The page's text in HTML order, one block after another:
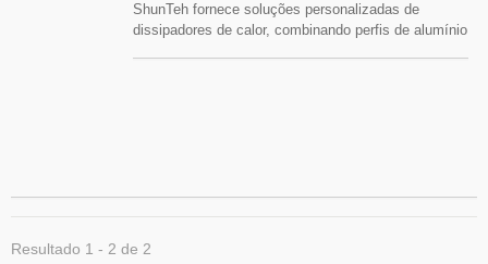
ShunTeh fornece soluções personalizadas de
dissipadores de calor, combinando perfis de alumínio
Resultado 1 - 2 de 2